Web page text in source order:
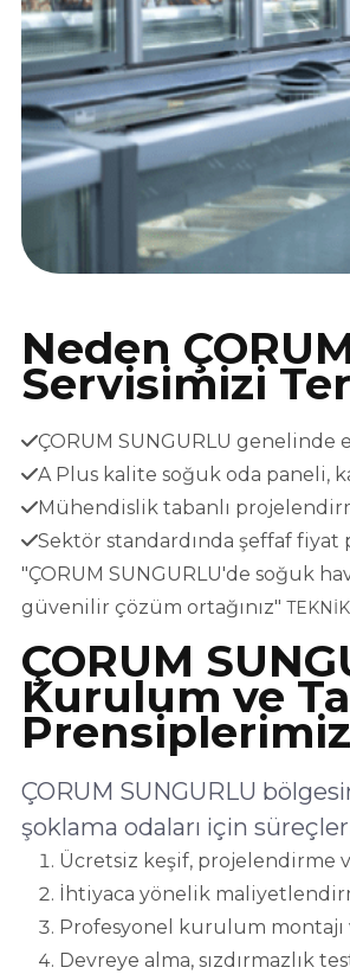
Neden
Servisimizi
ÇORUM SUNGURLU
A Plus kalite soğuk oda paneli,
Mühendislik tabanlı
Sektör standardında şeffaf fiyat
"ÇORUM SUNGURLU'de soğuk
güvenilir çözüm ortağınız"
ÇORUM
Kurulum ve
Prensiplerimiz
ÇORUM SUNGURLU
şoklama odaları için
Ücretsiz keşif, projelendirme
İhtiyaca yönelik
Profesyonel kurulum montajı
Devreye alma, sızdırmazlık